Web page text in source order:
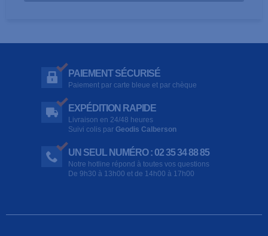
PAIEMENT SÉCURISÉ
Paiement par carte bleue et par chèque
EXPÉDITION RAPIDE
Livraison en 24/48 heures
Suivi colis par Geodis Calberson
UN SEUL NUMÉRO : 02 35 34 88 85
Notre hotline répond à toutes vos questions
De 9h30 à 13h00 et de 14h00 à 17h00